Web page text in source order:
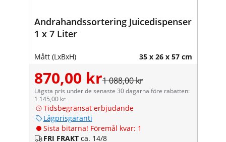
Andrahandssortering Juicedispenser
1 x 7 Liter
Mått (LxBxH) 35 x 26 x 57 cm
870,00 kr1 088,00 kr
Lägsta pris under de senaste 30 dagarna före rabatten:
1 145,00 kr
Tidsbegränsat erbjudande
Lågprisgaranti
Sista bitarna! Föremål kvar: 1
FRI FRAKT ca. 14/8